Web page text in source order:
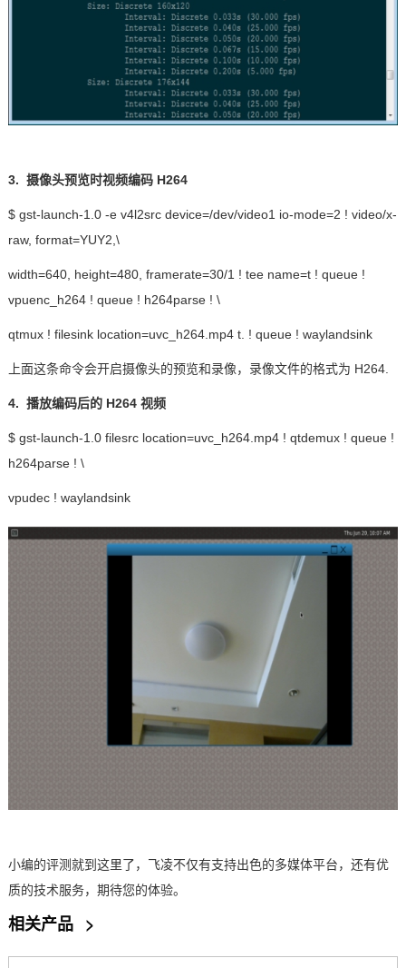
3. 摄像头预览时视频编码 H264
$ gst-launch-1.0 -e v4l2src device=/dev/video1 io-mode=2 ! video/x-
raw, format=YUY2,\
width=640, height=480, framerate=30/1 ! tee name=t ! queue !
vpuenc_h264 ! queue ! h264parse ! \
qtmux ! filesink location=uvc_h264.mp4 t. ! queue ! waylandsink
上面这条命令会开启摄像头的预览和录像，录像文件的格式为 H264.
4. 播放编码后的 H264 视频
$ gst-launch-1.0 filesrc location=uvc_h264.mp4 ! qtdemux ! queue !
h264parse ! \
vpudec ! waylandsink
小编的评测就到这里了，飞凌不仅有支持出色的多媒体平台，还有优
质的技术服务，期待您的体验。
相关产品 >